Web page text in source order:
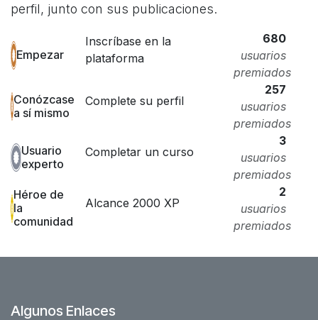
perfil, junto con sus publicaciones.
Empezar
Inscríbase en la
plataforma
680
usuarios
premiados
Conózcase
a sí mismo
Complete su perfil
257
usuarios
premiados
Usuario
experto
Completar un curso
3
usuarios
premiados
Héroe de
la
comunidad
Alcance 2000 XP
2
usuarios
premiados
Algunos Enlaces